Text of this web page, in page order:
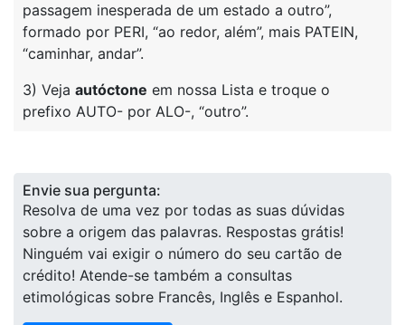
passagem inesperada de um estado a outro”,
formado por PERI, “ao redor, além”, mais PATEIN,
“caminhar, andar”.
3) Veja autóctone em nossa Lista e troque o
prefixo AUTO- por ALO-, “outro”.
Envie sua pergunta:
Resolva de uma vez por todas as suas dúvidas
sobre a origem das palavras. Respostas grátis!
Ninguém vai exigir o número do seu cartão de
crédito! Atende-se também a consultas
etimológicas sobre Francês, Inglês e Espanhol.